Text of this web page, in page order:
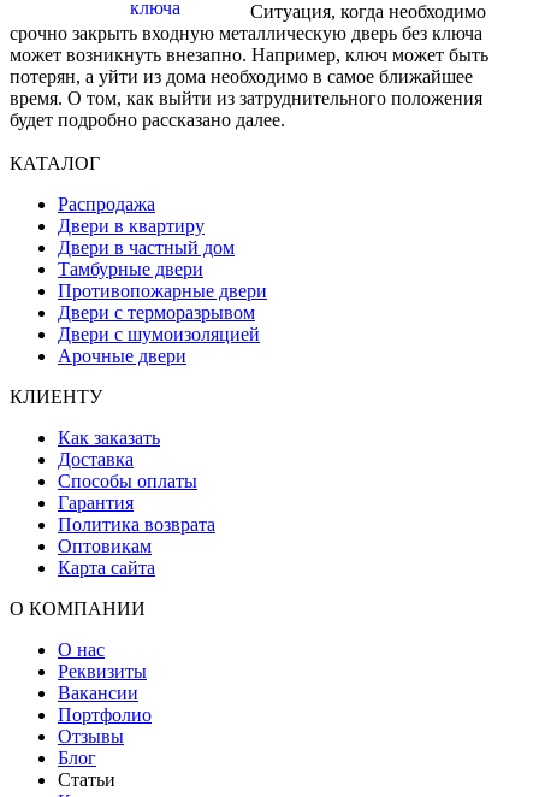
Ситуация, когда необходимо
срочно закрыть входную металлическую дверь без ключа
может возникнуть внезапно. Например, ключ может быть
потерян, а уйти из дома необходимо в самое ближайшее
время. О том, как выйти из затруднительного положения
будет подробно рассказано далее.
КАТАЛОГ
Распродажа
Двери в квартиру
Двери в частный дом
Тамбурные двери
Противопожарные двери
Двери с терморазрывом
Двери с шумоизоляцией
Арочные двери
КЛИЕНТУ
Как заказать
Доставка
Способы оплаты
Гарантия
Политика возврата
Оптовикам
Карта сайта
О КОМПАНИИ
О нас
Реквизиты
Вакансии
Портфолио
Отзывы
Блог
Статьи